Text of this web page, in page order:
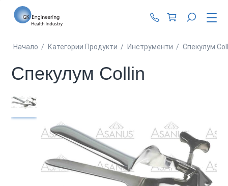
+359 87 990 62
Начало / Категории Продукти / Инструменти / Спекулум
Спекулум Collin